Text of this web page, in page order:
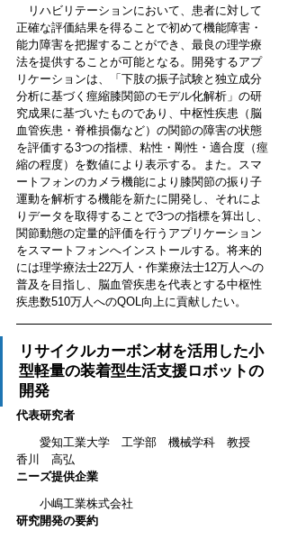
リハビリテーションにおいて、患者に対して
正確な評価結果を得ることで初めて機能障害・
能力障害を把握することができ、最良の理学療
法を提供することが可能となる。開発するアプ
リケーションは、「下肢の振子試験と独立成分
分析に基づく痙縮膝関節のモデル化解析」の研
究成果に基づいたものであり、中枢性疾患（脳
血管疾患・脊椎損傷など）の関節の障害の状態
を評価する3つの指標、粘性・剛性・適合度（痙
縮の程度）を数値により表示する。また。スマ
ートフォンのカメラ機能により膝関節の振り子
運動を解析する機能を新たに開発し、それによ
りデータを取得することで3つの指標を算出し、
関節動態の定量的評価を行うアプリ ケーション
をスマートフォンへインストールする。将来的
には理学療法士22万人・作業療法士12万人への
普及を目指し、脳血管疾患を代表とする中枢性
疾患数510万人へのQOL向上に貢献したい。
リサイクルカーボン材を活用した小
型軽量の装着型生活支援ロボットの
開発
代表研究者
愛知工業大学　工学部 機械学科　教授
香川　高弘
ニーズ提供企業
小嶋工業株式会社
研究開発の要約